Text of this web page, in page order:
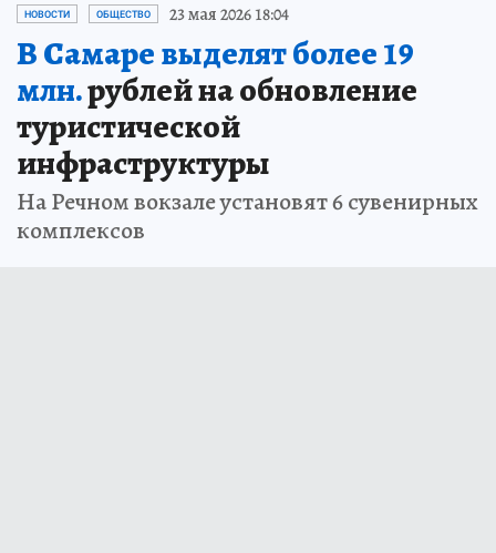
НОВОСТИ ОБЩЕСТВО 23 мая 2026 18:04
В Самаре выделят более 19
млн.рублей на обновление
туристической
инфраструктуры
На Речном вокзале установят 6 сувенирных
комплексов